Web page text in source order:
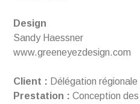
Design
Sandy Haessner
www.greeneyezdesign.com
Client : Délégation
Prestation : Conception